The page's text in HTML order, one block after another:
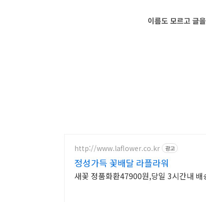
이름도 모르고 글
http://www.laflower.co.kr 광고
정성가득 꽃배달 라플라워
새꽃 정품화환47900원,당일 3시간내